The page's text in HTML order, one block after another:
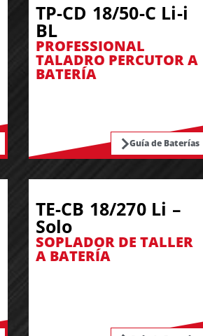
TP-CD 18/50-C Li-i
BL
PROFESSIONAL
TALADRO PERCUTOR A
BATERÍA
Guía de Baterías
TE-CB 18/270 Li –
Solo
SOPLADOR DE TALLER
A BATERÍA